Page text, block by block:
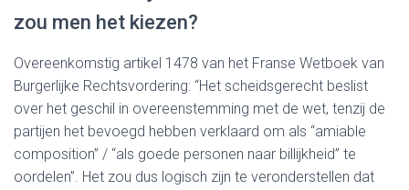
zou men het kiezen?
Overeenkomstig artikel 1478 van het Franse Wetboek van
Burgerlijke Rechtsvordering: “Het scheidsgerecht beslist
over het geschil in overeenstemming met de wet, tenzij de
partijen het bevoegd hebben verklaard om als “amiable
composition” / “als goede personen naar billijkheid” te
oordelen”. Het zou dus logisch zijn te veronderstellen dat